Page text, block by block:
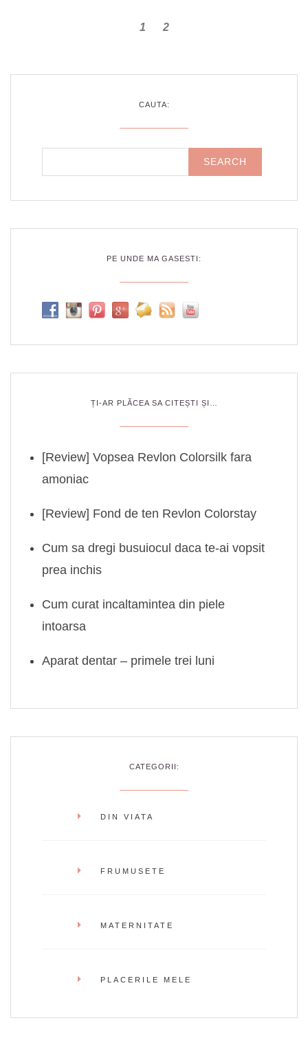
1 2
CAUTA:
PE UNDE MA GASESTI:
ȚI-AR PLĂCEA SA CITEȘTI ȘI…
[Review] Vopsea Revlon Colorsilk fara
amoniac
[Review] Fond de ten Revlon Colorstay
Cum sa dregi busuiocul daca te-ai vopsit
prea inchis
Cum curat incaltamintea din piele
intoarsa
Aparat dentar – primele trei luni
CATEGORII:
DIN VIATA
FRUMUSETE
MATERNITATE
PLACERILE MELE